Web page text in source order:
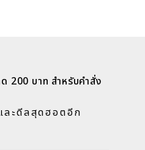
200 บาท สำหรับคำสั่ง
ะดีลสุดฮอตอีก